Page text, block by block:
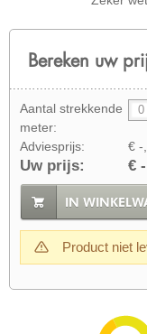
Bereken uw
Aantal strekkende
meter:
Adviesprijs:
€ -
Uw prijs: €
IN
Product niet